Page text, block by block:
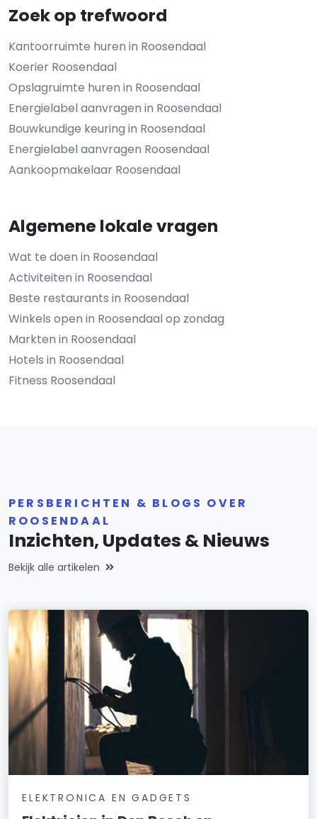
Zoek op trefwoord
Kantoorruimte huren in Roosendaal
Koerier Roosendaal
Opslagruimte huren in Roosendaal
Energielabel aanvragen in Roosendaal
Bouwkundige keuring in Roosendaal
Energielabel aanvragen Roosendaal
Aankoopmakelaar Roosendaal
Algemene lokale vragen
Wat te doen in Roosendaal
Activiteiten in Roosendaal
Beste restaurants in Roosendaal
Winkels open in Roosendaal op zondag
Markten in Roosendaal
Hotels in Roosendaal
Fitness Roosendaal
PERSBERICHTEN & BLOGS OVER
ROOSENDAAL
Inzichten, Updates & Nieuws
Bekijk alle artikelen
ELEKTRONICA EN GADGETS